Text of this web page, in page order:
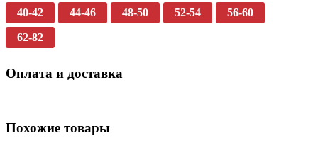
40-42 44-46 48-50 52-54 56-60
62-82
Оплата и доставка
Похожие товары